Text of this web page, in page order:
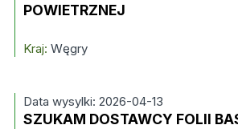
POWIETRZNEJ
Kraj: Węgry
Data wysylki: 2026-04-13
SZUKAM DOSTAWCY FOLII